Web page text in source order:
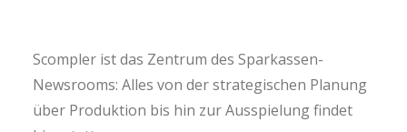
Scompler ist das Zentrum des Sparkassen-
Newsrooms: Alles von der strategischen Planung
über Produktion bis hin zur Ausspielung findet